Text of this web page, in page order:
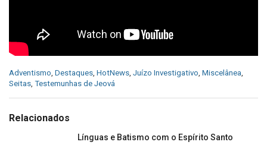
C
a
g
Adventismo, Destaques, HotNews, Juízo Investigativo, Miscelânea,
Seitas, Testemunhas de Jeová
Relacionados
Línguas e Batismo com o Espírito Santo